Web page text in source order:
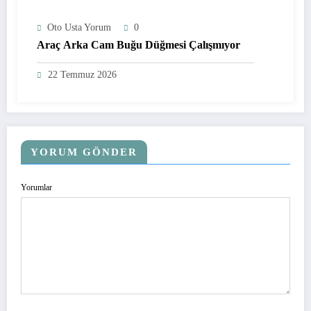
Oto Usta Yorum 0
Araç Arka Cam Buğu Düğmesi Çalışmıyor
22 Temmuz 2026
YORUM GÖNDER
Yorumlar